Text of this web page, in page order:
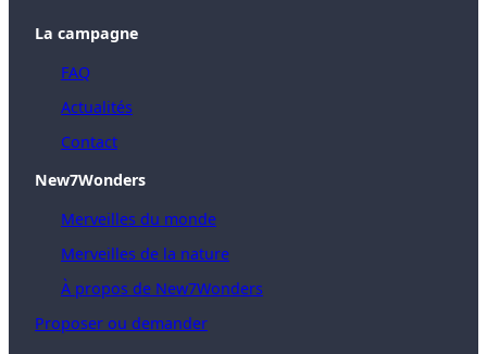
La campagne
FAQ
Actualités
Contact
New7Wonders
Merveilles du monde
Merveilles de la nature
À propos de New7Wonders
Proposer ou demander